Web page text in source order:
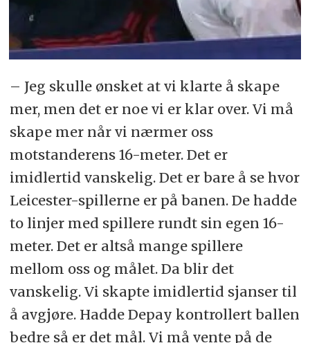
– Jeg skulle ønsket at vi klarte å skape
mer, men det er noe vi er klar over. Vi må
skape mer når vi nærmer oss
motstanderens 16-meter. Det er
imidlertid vanskelig. Det er bare å se hvor
Leicester-spillerne er på banen. De hadde
to linjer med spillere rundt sin egen 16-
meter. Det er altså mange spillere
mellom oss og målet. Da blir det
vanskelig. Vi skapte imidlertid sjanser til
å avgjøre. Hadde Depay kontrollert ballen
bedre så er det mål. Vi må vente på de